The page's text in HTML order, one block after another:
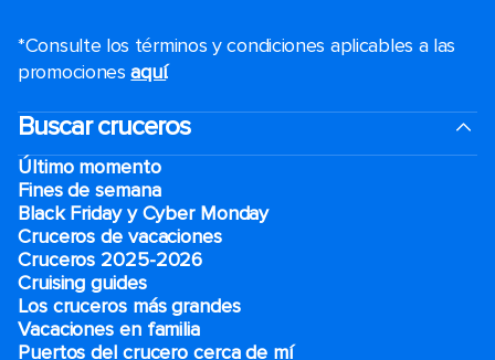
*Consulte los términos y condiciones aplicables a las
promocionesaquí.
Buscar cruceros
Último momento
Fines de semana
Black Friday y Cyber Monday
Cruceros de vacaciones
Cruceros 2025-2026
Cruising guides
Los cruceros más grandes
Vacaciones en familia
Puertos del crucero cerca de mí